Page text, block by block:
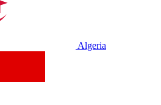
Algeria